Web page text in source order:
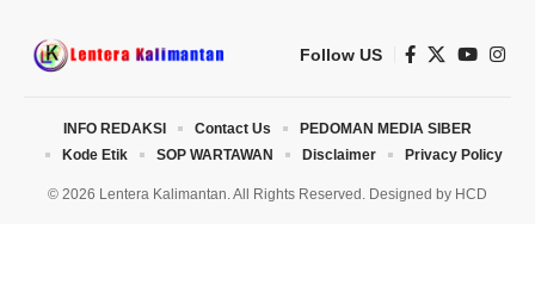
Follow US
© 2026 Lentera Kalimantan. All Rights Reserved. Designed by HCD
INFO REDAKSI Contact Us
PEDOMAN MEDIA SIBER
Kode Etik
SOP WARTAWAN Disclaimer Privacy Policy